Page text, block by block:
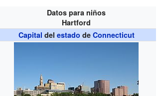
Datos para niños
Hartford
Capital del estado de Connecticut